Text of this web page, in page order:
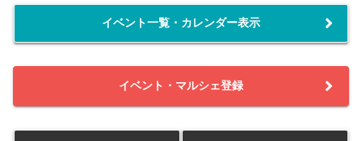
イベント一覧・カレンダー表示
イベント・マルシェ登録